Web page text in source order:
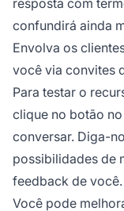
confundirá ainda
Envolva os
você via convites
Para testar o
clique no botão
conversar. Diga-
possibilidades de
feedback de você.
Você pode